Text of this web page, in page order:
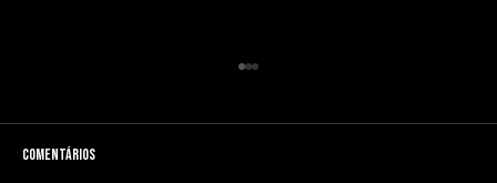
Comentários